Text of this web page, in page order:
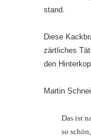
stand.
Diese
zärtliches
den
Martin
Das ist
so